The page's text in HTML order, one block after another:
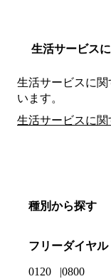
生活サービス
生活サービスに関
います。
生活サービスに
種別から探す
フリーダイヤル
0120 0800